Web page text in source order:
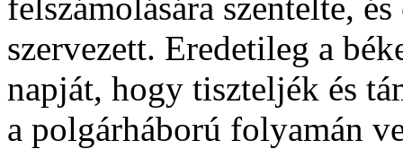
szervezett. Eredetileg a
napját, hogy tiszteljék és
a polgárháború folyamán